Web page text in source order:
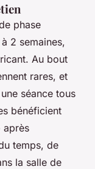
phase
2 semaines,
Au bout
rares, et
séance tous
bénéficient
après
temps, de
la salle de